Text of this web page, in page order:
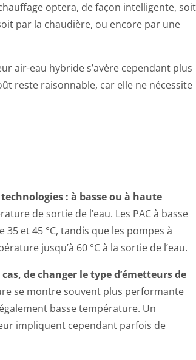
optera, de façon intelligente, soit
par la chaudière, ou encore par une
air-eau hybride s’avère cependant plus
reste raisonnable, car elle ne nécessite
: à basse ou à haute
de sortie de l’eau. Les PAC à basse
et 45 °C, tandis que les pompes à
jusqu’à 60 °C à la sortie de l’eau.
de changer le type d’émetteurs de
se montre souvent plus performante
basse température. Un
impliquent cependant parfois de